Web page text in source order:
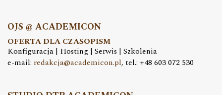
OJS @ ACADEMICON
OFERTA DLA CZASOPISM
Konfiguracja | Hosting | Serwis | Szkolenia
e-mail: redakcja@academicon.pl, tel.: +48 603 072 530